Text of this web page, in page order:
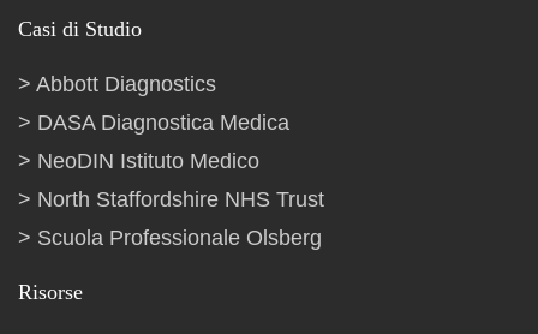
Casi di Studio
Abbott Diagnostics
DASA Diagnostica Medica
NeoDIN Istituto Medico
North Staffordshire NHS Trust
Scuola Professionale Olsberg
Risorse